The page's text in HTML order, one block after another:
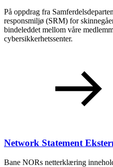
På oppdrag fra
responsmiljø (SRM) for
bindeleddet mellom våre
cybersikkerhetssenter.
Network Statement
Bane NORs netterklæring